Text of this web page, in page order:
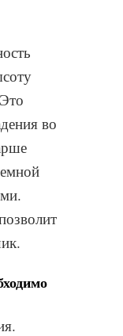
во